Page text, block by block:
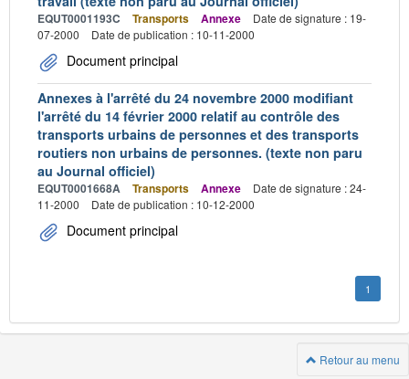
EQUT0001193C Transports Annexe
Date de signature : 19-
07-2000
Date de publication : 10-11-2000
Document principal
Annexes à l'arrêté du 24 novembre 2000 modifiant
l'arrêté du 14 février 2000 relatif au contrôle des
transports urbains de personnes et des transports
routiers non urbains de personnes. (texte non paru
au Journal officiel)
EQUT0001668A Transports Annexe
Date de signature : 24-
11-2000
Date de publication : 10-12-2000
Document principal
1
Retour au menu